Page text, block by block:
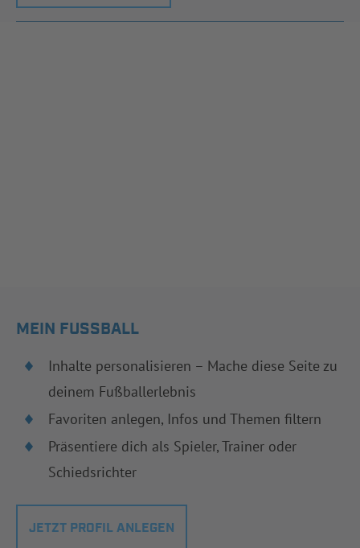
MEIN FUSSBALL
Inhalte personalisieren – Mache diese Seite zu
deinem Fußballerlebnis
Favoriten anlegen, Infos und Themen filtern
Präsentiere dich als Spieler, Trainer oder
Schiedsrichter
JETZT PROFIL ANLEGEN